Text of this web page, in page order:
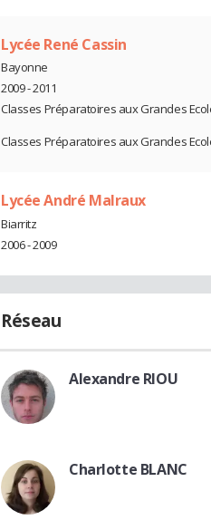
Lycée René Cassin
Bayonne
2009 - 2011
Classes Préparatoires aux Grandes
Classes Préparatoires aux Grandes
Lycée André Malraux
Biarritz
2006 - 2009
Réseau
Alexandre RIOU
Charlotte BLANC